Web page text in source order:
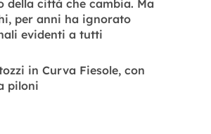
della città che cambia. Ma
per anni ha ignorato
evidenti a tutti
in Curva Fiesole, con
piloni